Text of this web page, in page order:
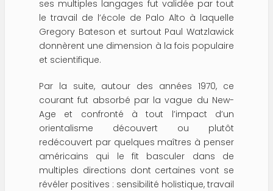
ses multiples langages fut validée par tout
le travail de l’école de Palo Alto à laquelle
Gregory Bateson et surtout Paul Watzlawick
donnèrent une dimension à la fois populaire
et scientifique.
Par la suite, autour des années 1970, ce
courant fut absorbé par la vague du New-
Age et confronté à tout l’impact d’un
orientalisme découvert ou plutôt
redécouvert par quelques maîtres à penser
américains qui le fit basculer dans de
multiples directions dont certaines vont se
révéler positives : sensibilité holistique, travail